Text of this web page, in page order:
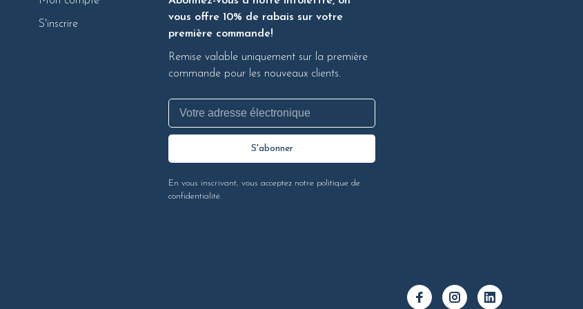
S'inscrire
vous offre 10% de rabais sur votre
première commande!
Remise valable uniquement sur la première
commande pour les nouveaux clients.
S'abonner
En vous inscrivant, vous acceptez notre politique de
confidentialité.